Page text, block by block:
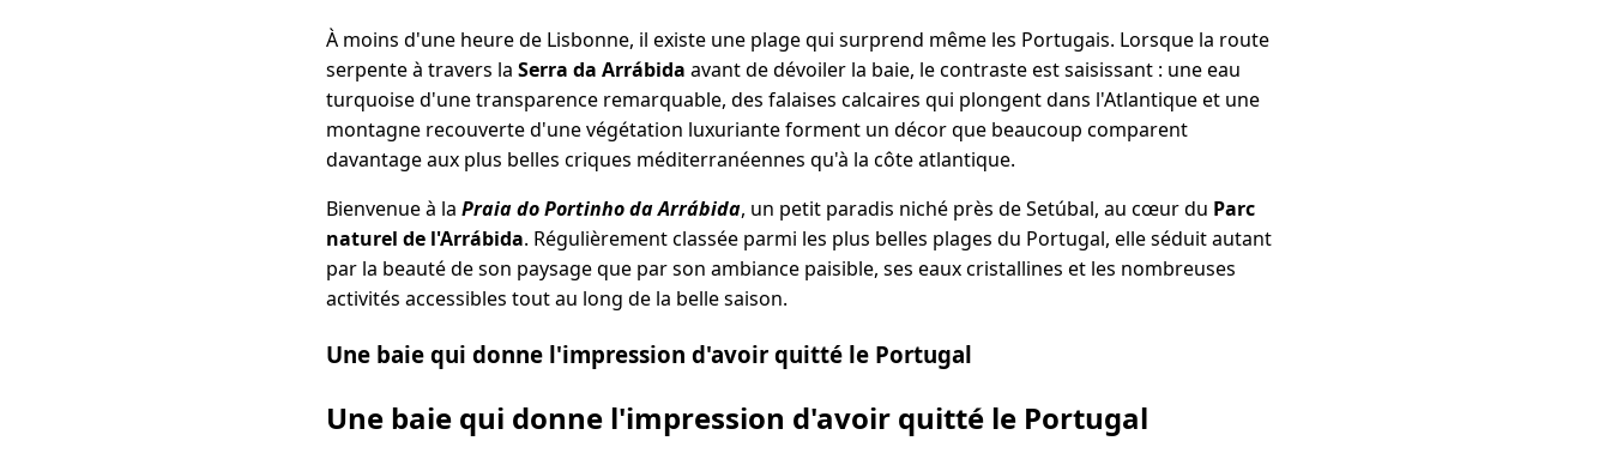
À moins d'une heure de Lisbonne, il existe une plage qui surprend même les Portugais. Lorsque la route
serpente à travers la Serra da Arrábida avant de dévoiler la baie, le contraste est saisissant : une eau
turquoise d'une transparence remarquable, des falaises calcaires qui plongent dans l'Atlantique et une
montagne recouverte d'une végétation luxuriante forment un décor que beaucoup comparent
davantage aux plus belles criques méditerranéennes qu'à la côte atlantique.
Bienvenue à la Praia do Portinho da Arrábida, un petit paradis niché près de Setúbal, au cœur du Parc
naturel de l'Arrábida. Régulièrement classée parmi les plus belles plages du Portugal, elle séduit autant
par la beauté de son paysage que par son ambiance paisible, ses eaux cristallines et les nombreuses
activités accessibles tout au long de la belle saison.
Une baie qui donne l'impression d'avoir quitté le Portugal
Une baie qui donne l'impression d'avoir quitté le Portugal